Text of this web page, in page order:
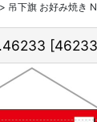
> 吊下旗 お好み焼き
[46233